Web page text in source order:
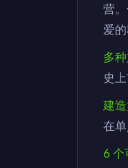
营
爱
多种
史
建造
在
6 个